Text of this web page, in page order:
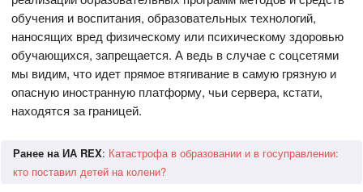
обучения и воспитания, образовательных технологий,
наносящих вред физическому или психическому здоровью
обучающихся, запрещается. А ведь в случае с соцсетями
мы видим, что идет прямое втягивание в самую грязную и
опасную иностранную платформу, чьи сервера, кстати,
находятся за границей.
Ранее на ИА REX: Катастрофа в образовании и в госуправлении:
кто поставил детей на колени?